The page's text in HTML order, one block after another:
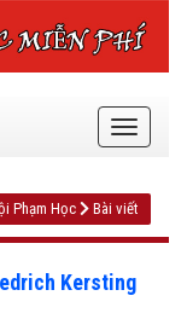
Phạm Học Bài viết
Kersting